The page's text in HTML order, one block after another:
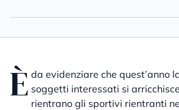
È da evidenziare che quest’anno
soggetti interessati si
rientrano gli sportivi rientranti